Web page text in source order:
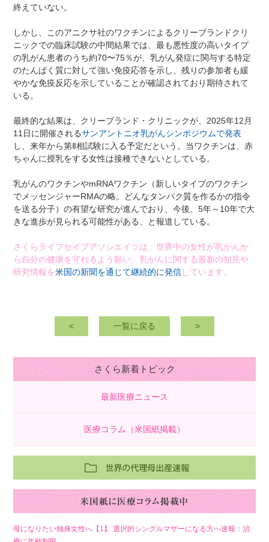
終えていない。
しかし、このアニクサ社のワクチンによるクリーブランドクリ
ニックでの臨床試験の中間結果では、最も悪性度の高いタイプ
の乳がん患者のうち約70〜75％が、乳がん発症に関与する特定
のたんぱく質に対して強い免疫応答を示し、残りの参加者も緩
やかな免疫反応を示していることが確認されており期待されて
いる。
最終的な結果は、クリーブランド・クリニックが、2025年12月
11日に開催されるサンアントニオ乳がんシンポジウムで発表
し、来年から第Ⅱ相試験に入る予定だという。当ワクチンは、赤
ちゃんに授乳をする女性は接種できないとしている。
乳がんのワクチンやmRNAワクチン（新しいタイプのワクチン
でメッセンジャーRMAの略。どんなタンパク質を作るかの指令
を送る分子）の有望な研究が進んでおり、今後、5年～10年で大
きな進歩が見られる可能性がある、と報道している。
さくらライフセイブアソシエイツは、世界中の女性が乳がんか
ら自分の健康を守れるよう願い、乳がんに関する最新の知見や
研究情報を米国の新聞を通じて継続的に発信しています。
< 一覧に戻る >
さくら新着トピック
最新医療ニュース
医療コラム（米国紙掲載）
母になりたい独身女性へ【1】 選択的シングルマザーになる方へ速報：治